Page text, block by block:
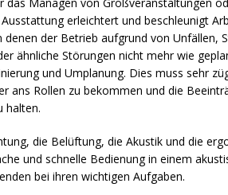
erleichtert und beschleunigt
der Betrieb aufgrund von Unfällen,
ähnliche Störungen nicht mehr wie
und Umplanung. Dies muss sehr
ans Rollen zu bekommen und die
halten.
die Belüftung, die Akustik und die
und schnelle Bedienung in einem
bei ihren wichtigen Aufgaben.